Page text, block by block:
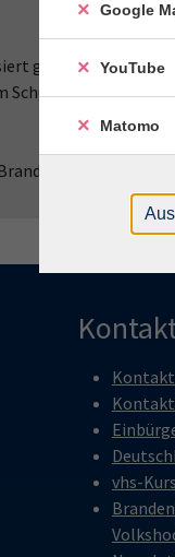
gemeinsam mit
Schuhwerk ist zur
an der
vhs-
Google
YouTube
Matomo